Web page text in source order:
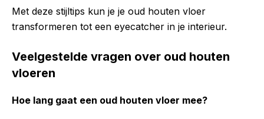
Met deze stijltips kun je je oud houten vloer
transformeren tot een eyecatcher in je interieur.
Veelgestelde vragen over oud houten
vloeren
Hoe lang gaat een oud houten vloer mee?